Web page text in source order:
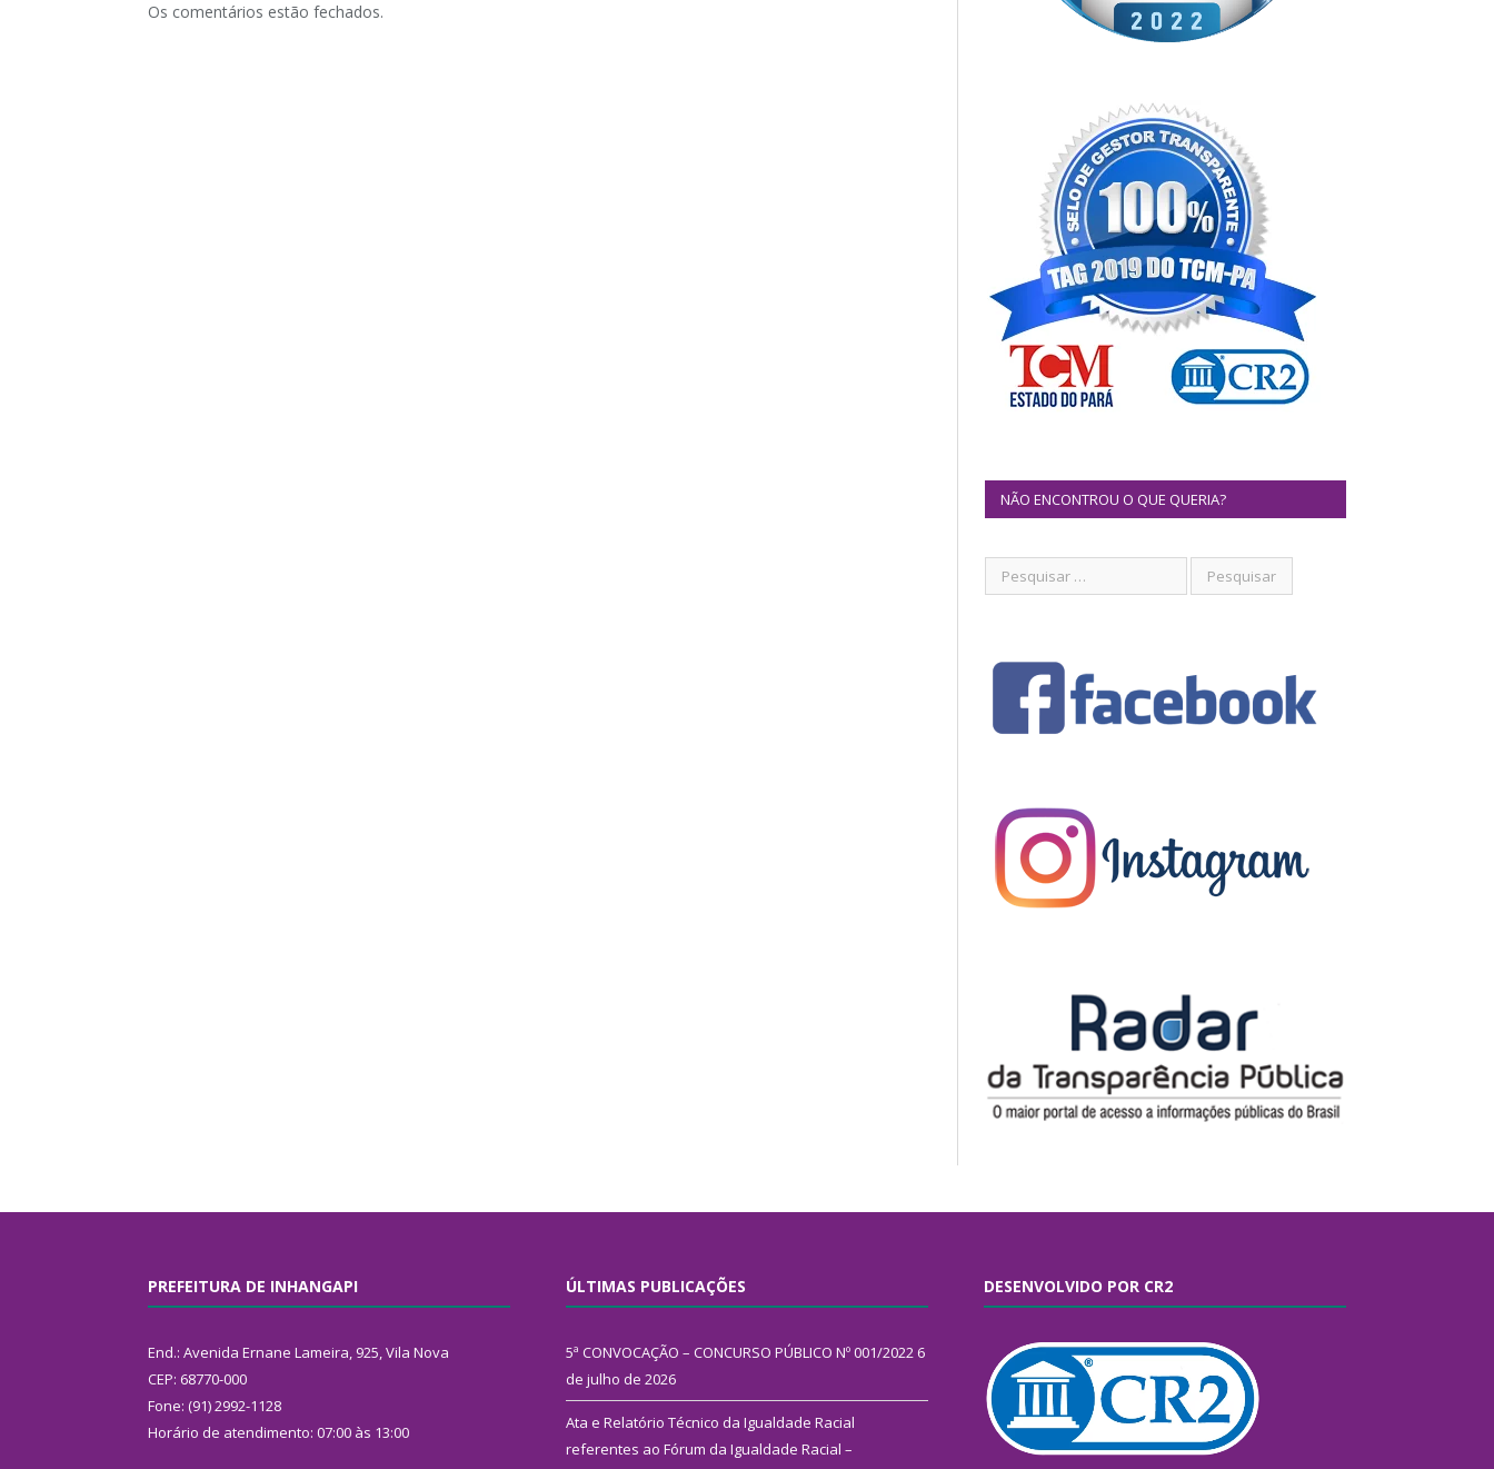
Os comentários estão fechados.
NÃO ENCONTROU O QUE QUERIA?
PREFEITURA DE INHANGAPI
End.: Avenida Ernane Lameira, 925, Vila Nova
CEP: 68770-000
Fone: (91) 2992-1128
Horário de atendimento: 07:00 às 13:00
ÚLTIMAS PUBLICAÇÕES
5ª CONVOCAÇÃO – CONCURSO PÚBLICO Nº 001/2022 6
de julho de 2026
Ata e Relatório Técnico da Igualdade Racial
referentes ao Fórum da Igualdade Racial –
DESENVOLVIDO POR CR2